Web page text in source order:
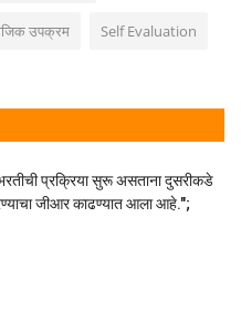
उपक्रम Self Evaluation
प्रक्रिया सुरू असताना दुसरीकडे
जीआर काढण्यात आला आहे.";